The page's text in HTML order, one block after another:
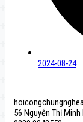
2024-08-24
56 Nguyễn Thị